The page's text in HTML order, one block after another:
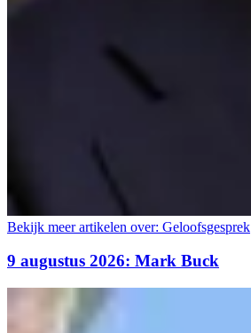
Bekijk meer artikelen over: Geloofsgesprek
9 augustus 2026: Mark Buck